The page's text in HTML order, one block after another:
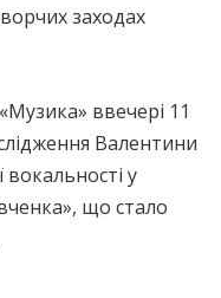
заходах
ввечері 11
Валентини
у
що стало